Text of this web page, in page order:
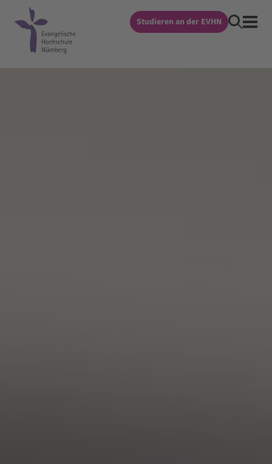
Studieren an der EVHN